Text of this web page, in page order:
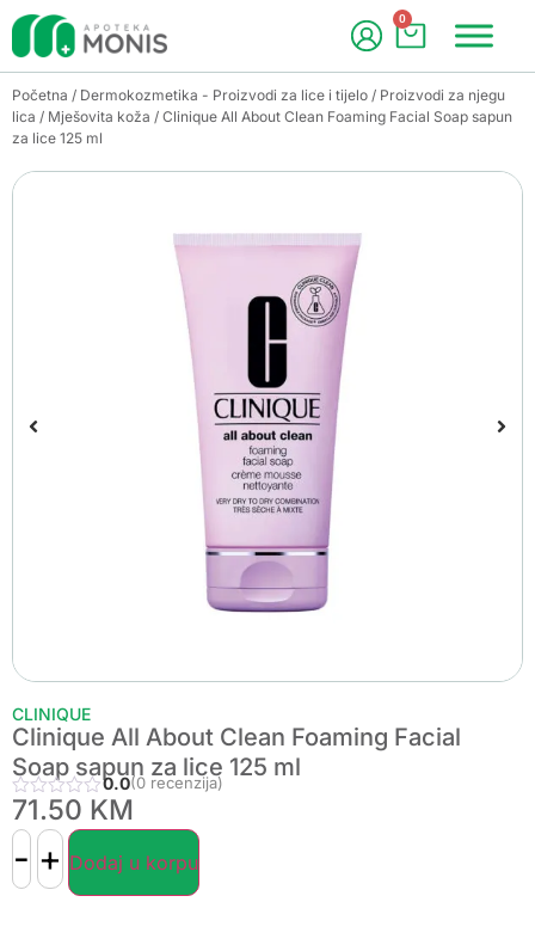
0
Početna / Dermokozmetika - Proizvodi za lice i tijelo / Proizvodi za njegu
lica / Mješovita koža / Clinique All About Clean Foaming Facial Soap sapun
za lice 125 ml
CLINIQUE
Clinique All About Clean Foaming Facial
Soap sapun za lice 125 ml
0.0(0 recenzija)
71.50 KM
- + Dodaj u korpu